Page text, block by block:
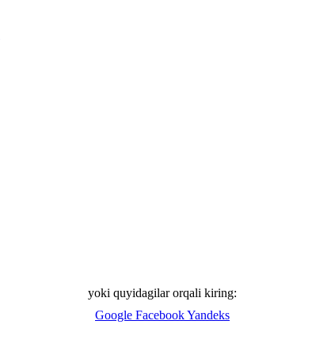
yoki quyidagilar orqali kiring:
Google FacebookYandeks